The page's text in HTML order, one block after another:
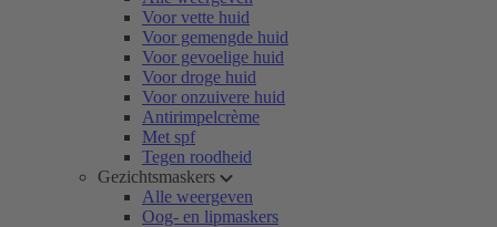
Voor vette huid
Voor gemengde huid
Voor gevoelige huid
Voor droge huid
Voor onzuivere huid
Antirimpelcrème
Met spf
Tegen roodheid
Gezichtsmaskers
Alle weergeven
Oog- en lipmaskers